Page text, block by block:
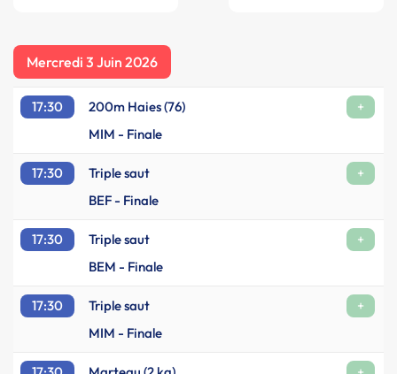
Mercredi 3 Juin 2026
17:30 200m Haies (76)
+
MIM - Finale
17:30 Triple saut
+
BEF - Finale
17:30 Triple saut
+
BEM - Finale
17:30 Triple saut
+
MIM - Finale